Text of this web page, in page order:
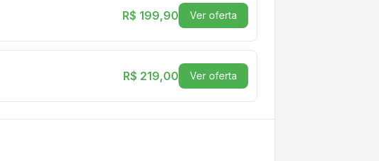
R$ 199,90 Ver oferta
R$ 219,00 Ver oferta